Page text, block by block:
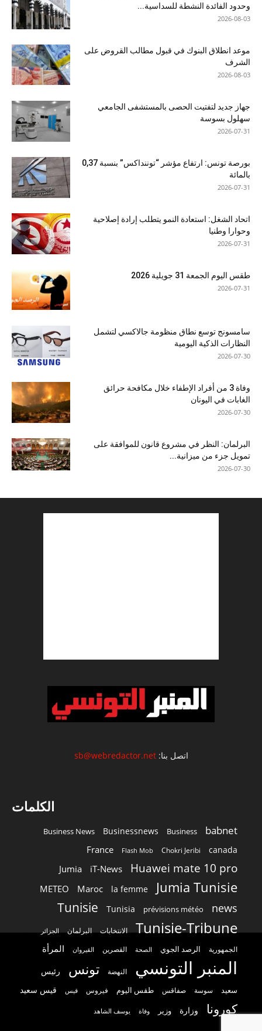
وحدود الفائدة النشطة للسداسية...
2026-08-03
موعد انطلاق البنوك في قبول مطالب القروض على
الشرف
2026-08-03
جهاز جديد لتفتيت الحصى بالمستشفى الجامعي
سهلول بسوسة
2026-07-31
بورصة تونس: ارتفاع مؤشر “توننداكس” بنسبة 0,37
بالمائة
2026-07-31
اتحاد الشغل: استعادة النمو يتطلب إرادة إصلاحية
وحوارا وطنيا
2026-07-31
طقس اليوم الجمعة 31 جويلية 2026
2026-07-31
سامسونج توسع نطاق منظومة جالاكسي لتشمل
النظارات الذكية اليومية
2026-07-30
وفاة 3 من أفراد الإطفاء خلال مكافحة حرائق
الغابات في اليونان
2026-07-30
البرلمان: النظر في مشروع قانون للموافقة على
تمويل جزء من ميزانية...
2026-07-30
اتصل بنا:sb@webredactor.net
الكلمات
babnet
Business
Businessnews
Business News
canada
Chokri Jeribi
Flash Mob
France
Huawei mate 10 pro
iT-News
Jumia
Jumia Tunisie
la femme
Maroc
METEO
news
prévisions météo
Tunisia
Tunisie
Tunisie-Tribune الانتخابات البرلمان الجزائر
الجمهورية الرصد الجوي الصحة القصرين القيروان المرأة
المنبر التونسي النهضة تونس رئيس
سعيد سوسة صفاقس طقس اليوم فيروس قيس قيس سعيد
كورونا وزارة وزير وفاة يوسف الشاهد